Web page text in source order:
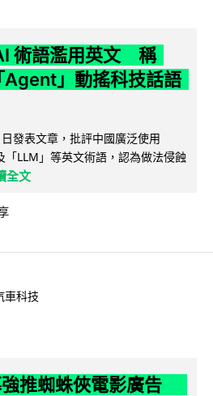
術語濫用英文 稱
Agent」動搖科技話語
發表文章，批評中國廣泛使用
「LLM」等英文術語，認為做法侵蝕
全文
車科技
推蜘蛛俠電影廣告